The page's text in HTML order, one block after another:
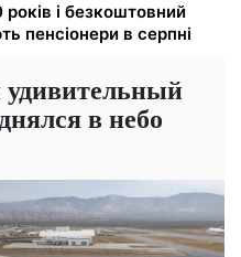
і безкоштовний
пенсіонери в серпні
в небо